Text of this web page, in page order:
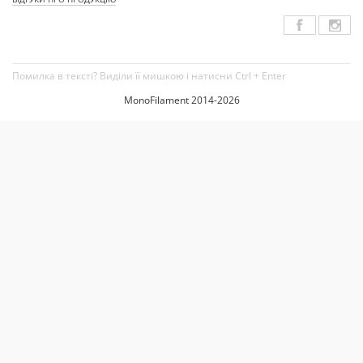
Помилка в тексті? Виділи її мишкою і натисни Ctrl + Enter
MonoFilament 2014-2026